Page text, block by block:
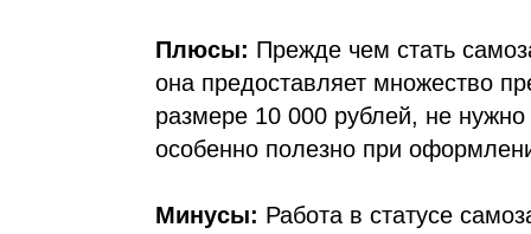
Плюсы: Прежде чем стать
она предоставляет множество
размере 10 000 рублей, не
особенно полезно при
Минусы: Работа в статусе